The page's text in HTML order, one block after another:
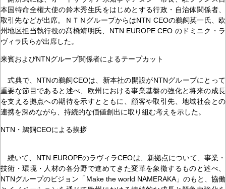
本国特命全権大使の鈴木秀生氏をはじめとする行政・自治体関係者、
取引先などが出席。ＮＴＮグループからはNTN CEOの鵜飼英一氏、欧
州地区担当執行役の髙橋靖明氏、NTN EUROPE CEO のドミニク・ラ
ヴィラ氏らが出席した。
来賓およびNTNグループ関係者によるテープカット
式典で、NTNの鵜飼CEOは、新本社の開設がNTNグループにとって
重要な節目であると述べ、欧州における事業基盤の強化と将来の成長
を支える拠点への期待を示すとともに、顧客や取引先、地域社会との
連携を深めながら、持続的な価値創出に取り組む考えを示した。
NTN・鵜飼CEOによる挨拶
続いて、NTN EUROPEのラヴィラCEOは、新拠点について、事業・
技術・環境・人材の各分野で進めてきた変革を象徴するものと述べ、
NTNグループのビジョン「Make the world NAMERAKA」のもと、協働